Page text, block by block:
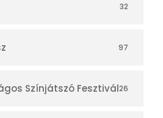
32
97
Színjátszó Fesztivál26